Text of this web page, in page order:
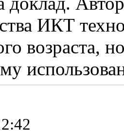
ИКТ
возраста,